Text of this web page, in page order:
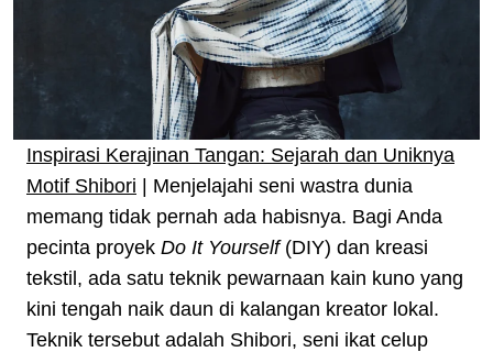
Inspirasi Kerajinan Tangan: Sejarah dan Uniknya
Motif Shibori | Menjelajahi seni wastra dunia
memang tidak pernah ada habisnya. Bagi Anda
pecinta proyek Do It Yourself(DIY) dan kreasi
tekstil, ada satu teknik pewarnaan kain kuno yang
kini tengah naik daun di kalangan kreator lokal.
Teknik tersebut adalah Shibori, seni ikat celup